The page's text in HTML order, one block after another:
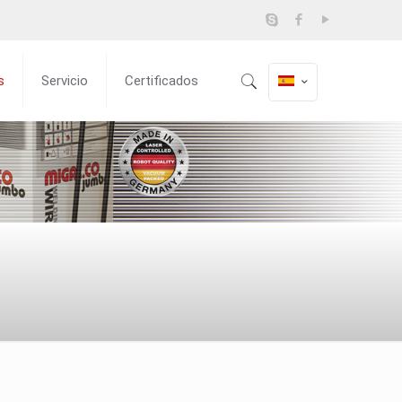
Servicio Certificados